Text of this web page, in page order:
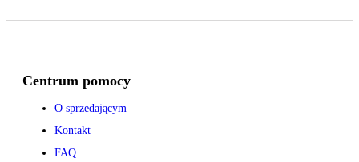
Centrum pomocy
O sprzedającym
Kontakt
FAQ